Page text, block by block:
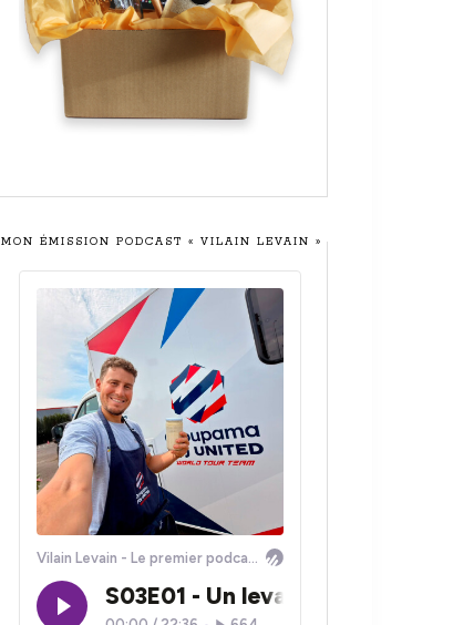
MON ÉMISSION PODCAST « VILAIN LEVAIN »